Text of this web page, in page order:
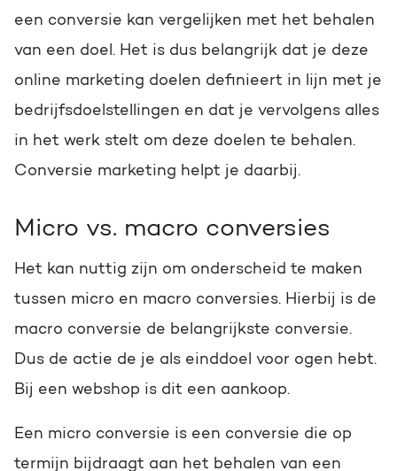
een conversie kan vergelijken met het behalen
van een doel. Het is dus belangrijk dat je deze
online marketing doelen definieert in lijn met je
bedrijfsdoelstellingen en dat je vervolgens alles
in het werk stelt om deze doelen te behalen.
Conversie marketing helpt je daarbij.
Micro vs. macro conversies
Het kan nuttig zijn om onderscheid te maken
tussen micro en macro conversies. Hierbij is de
macro conversie de belangrijkste conversie.
Dus de actie de je als einddoel voor ogen hebt.
Bij een webshop is dit een aankoop.
Een micro conversie is een conversie die op
termijn bijdraagt aan het behalen van een